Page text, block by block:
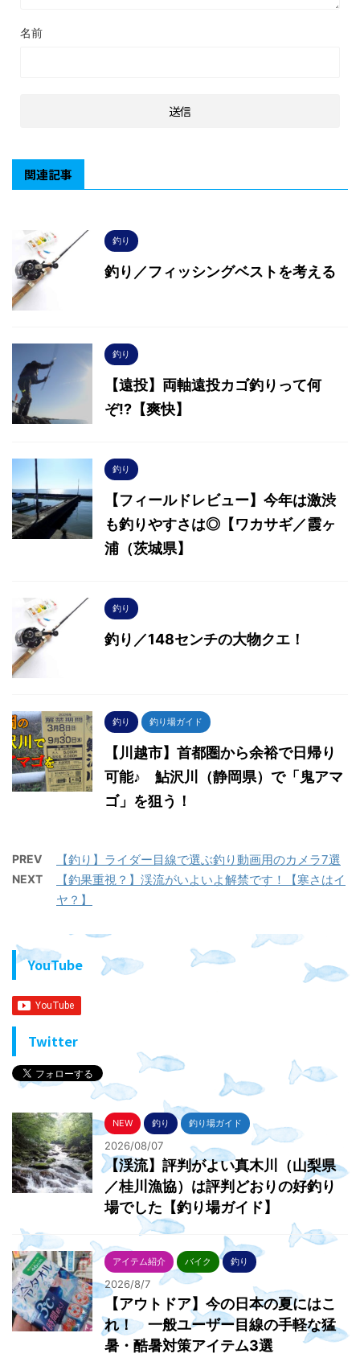
名前
関連記事
釣り
釣り／フィッシングベストを考える
釣り
【遠投】両軸遠投カゴ釣りって何
ぞ!?【爽快】
釣り
【フィールドレビュー】今年は激渋
も釣りやすさは◎【ワカサギ／霞ヶ
浦（茨城県】
釣り
釣り／148センチの大物クエ！
釣り 釣り場ガイド
【川越市】首都圏から余裕で日帰り
可能♪ 鮎沢川（静岡県）で「鬼アマ
ゴ」を狙う！
PREV 【釣り】ライダー目線で選ぶ釣り動画用のカメラ7選
NEXT
【釣果重視？】渓流がいよいよ解禁です！【寒さはイ
ヤ？】
YouTube
Twitter
NEW 釣り 釣り場ガイド
2026/08/07
【渓流】評判がよい真木川（山梨県
／桂川漁協）は評判どおりの好釣り
場でした【釣り場ガイド】
アイテム紹介 バイク 釣り
2026/8/7
【アウトドア】今の日本の夏にはこ
れ！ 一般ユーザー目線の手軽な猛
暑・酷暑対策アイテム3選